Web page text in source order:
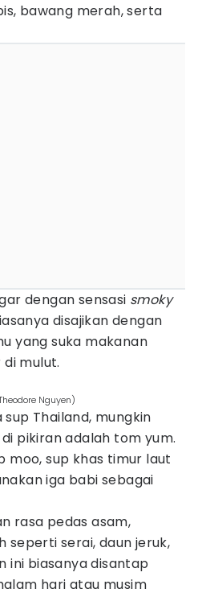
bawang merah, serta
dengan sensasi smoky
disajikan dengan
yang suka makanan
mulut.
Nguyen)
Thailand, mungkin
pikiran adalah tom yum.
moo, sup khas timur laut
iga babi sebagai
rasa pedas asam,
seperti serai, daun jeruk,
ini biasanya disantap
hari atau musim